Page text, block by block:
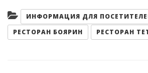
Категории:
ИНФОРМАЦИЯ ДЛЯ
РЕСТОРАН БОЯРИН
РЕСТОРАН